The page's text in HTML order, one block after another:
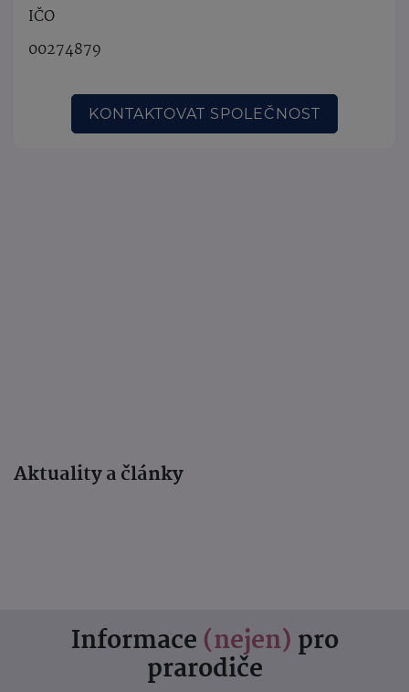
IČO
00274879
KONTAKTOVAT SPOLEČNOST
Aktuality a články
Informace (nejen) pro
prarodiče